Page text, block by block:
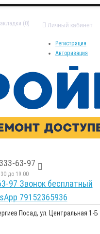
Личный кабинет
Регистрация
Авторизация
(0)
63-97
до 19.00
97 Звонок бесплатный
79152365936
Посад, ул. Центральная 1-Б